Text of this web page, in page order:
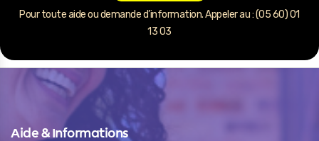
Pour toute aide ou demande d’information. Appeler au : (05 60) 01
13 03
Aide & Informations